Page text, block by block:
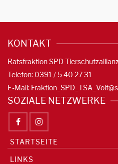
KONTAKT
Ratsfraktion SPD
Telefon: 0391 / 5 40 27 31
E-Mail:
SOZIALE NETZWERKE
STARTSEITE
LINKS